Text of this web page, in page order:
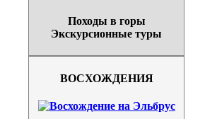
Походы в горы
Экскурсионные туры
ВОСХОЖДЕНИЯ